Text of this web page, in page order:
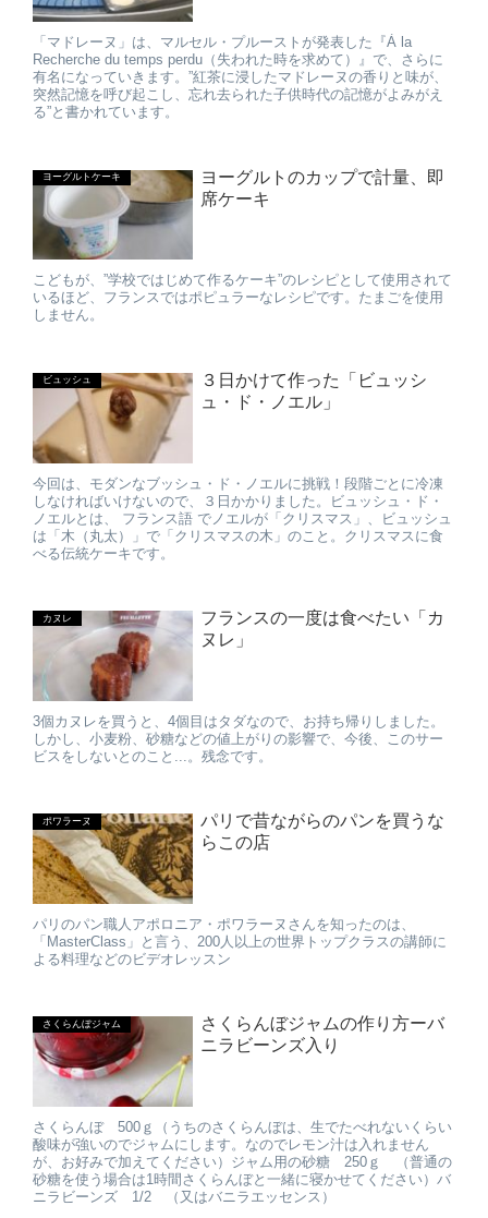
「マドレーヌ」は、マルセル・プルーストが発表した『À la
Recherche du temps perdu（失われた時を求めて）』で、さらに
有名になっていきます。”紅茶に浸したマドレーヌの香りと味が、
突然記憶を呼び起こし、忘れ去られた子供時代の記憶がよみがえ
る”と書かれています。
ヨーグルトケーキ
ヨーグルトのカップで計量、即
席ケーキ
こどもが、”学校ではじめて作るケーキ”のレシピとして使用されて
いるほど、フランスではポピュラーなレシピです。たまごを使用
しません。
ビュッシュ
３日かけて作った「ビュッシ
ュ・ド・ノエル」
今回は、モダンなブッシュ・ド・ノエルに挑戦！段階ごとに冷凍
しなければいけないので、３日かかりました。ビュッシュ・ド・
ノエルとは、 フランス語 でノエルが「クリスマス」、ビュッシュ
は「木（丸太）」で「クリスマスの木」のこと。クリスマスに食
べる伝統ケーキです。
カヌレ
フランスの一度は食べたい「カ
ヌレ」
3個カヌレを買うと、4個目はタダなので、お持ち帰りしました。
しかし、小麦粉、砂糖などの値上がりの影響で、今後、このサー
ビスをしないとのこと...。残念です。
ポワラーヌ
パリで昔ながらのパンを買うな
らこの店
パリのパン職人アポロニア・ポワラーヌさんを知ったのは、
「MasterClass」と言う、200人以上の世界トップクラスの講師に
よる料理などのビデオレッスン
さくらんぼジャム
さくらんぼジャムの作り方ーバ
ニラビーンズ入り
さくらんぼ 500ｇ（うちのさくらんぼは、生でたべれないくらい
酸味が強いのでジャムにします。なのでレモン汁は入れません
が、お好みで加えてください）ジャム用の砂糖 250ｇ （普通の
砂糖を使う場合は1時間さくらんぼと一緒に寝かせてください）バ
ニラビーンズ 1/2 （又はバニラエッセンス）